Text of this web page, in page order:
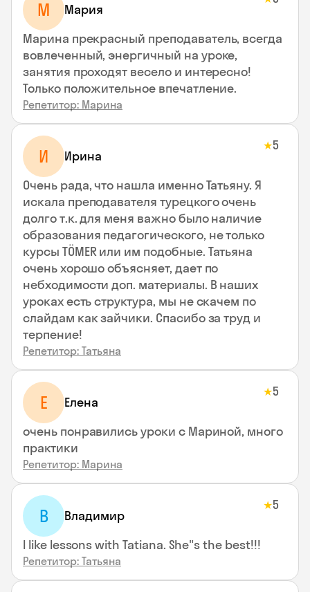
М Мария
Марина прекрасный преподаватель, всегда
вовлеченный, энергичный на уроке,
занятия проходят весело и интересно!
Только положительное впечатление.
Репетитор: Марина
И Ирина
★5
Очень рада, что нашла именно Татьяну. Я
искала преподавателя турецкого очень
долго т.к. для меня важно было наличие
образования педагогического, не только
курсы TÖMER или им подобные. Татьяна
очень хорошо объясняет, дает по
небходимости доп. материалы. В наших
уроках есть структура, мы не скачем по
слайдам как зайчики. Спасибо за труд и
терпение!
Репетитор: Татьяна
Е Елена
★5
очень понравились уроки с Мариной, много
практики
Репетитор: Марина
В Владимир
★5
I like lessons with Tatiana. She"s the best!!!
Репетитор: Татьяна